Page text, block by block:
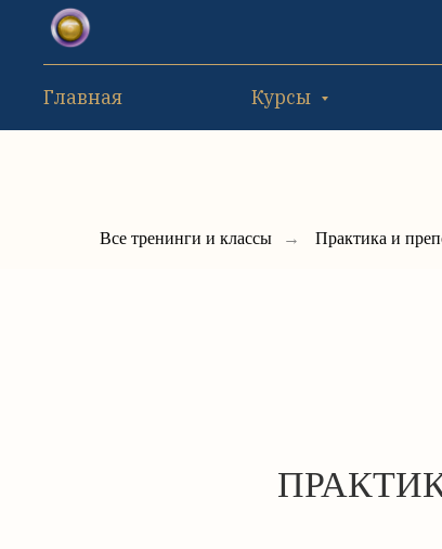
Главная Курсы
Все тренинги и классы → Практика и